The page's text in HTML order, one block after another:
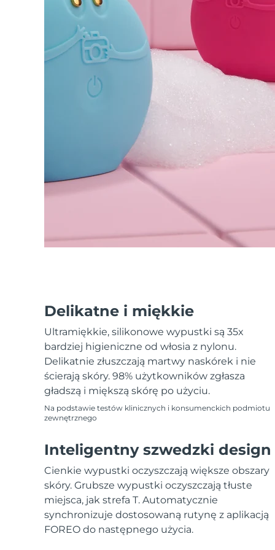
Delikatne i miękkie
Ultramiękkie, silikonowe wypustki są 35x
bardziej higieniczne od włosia z nylonu.
Delikatnie złuszczają martwy naskórek i nie
ścierają skóry. 98% użytkowników zgłasza
gładszą i miększą skórę po użyciu.
Na podstawie testów klinicznych i konsumenckich podmiotu
zewnętrznego
Inteligentny szwedzki design
Cienkie wypustki oczyszczają większe obszary
skóry. Grubsze wypustki oczyszczają tłuste
miejsca, jak strefa T. Automatycznie
synchronizuje dostosowaną rutynę z aplikacją
FOREO do następnego użycia.